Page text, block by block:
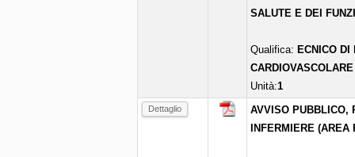
SALUTE E DEI
Qualifica: ECNICO DI
CARDIOVASCOLARE
Unità:1
Dettaglio
AVVISO PUBBLICO,
INFERMIERE